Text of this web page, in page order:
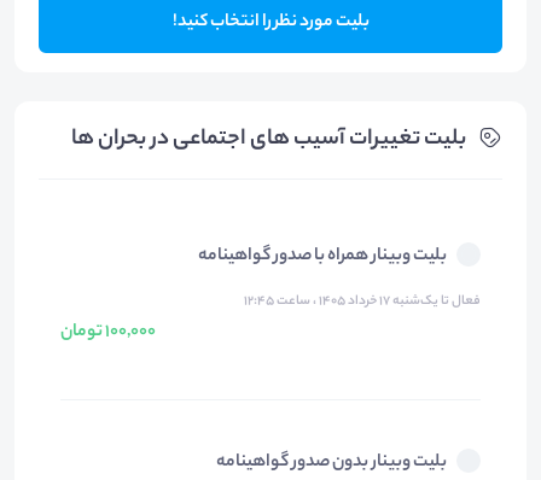
بلیت مورد نظر را انتخاب کنید!
بلیت‌ تغییرات آسیب های اجتماعی در بحران ها
بلیت وبینار همراه با صدور گواهینامه
فعال تا یک‌شنبه ۱۷ خرداد ۱۴۰۵ ، ساعت ۱۲:۴۵
100,000 تومان
بلیت وبینار بدون صدور گواهینامه